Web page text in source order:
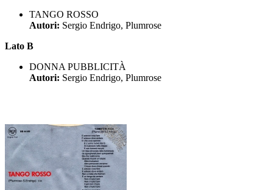
TANGO ROSSO
Autori: Sergio Endrigo, Plumrose
Lato B
DONNA PUBBLICITÀ
Autori: Sergio Endrigo, Plumrose